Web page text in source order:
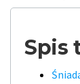
Spis